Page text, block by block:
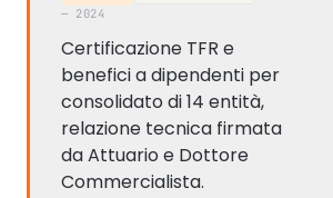
— 2024
Certificazione TFR e
benefici a dipendenti per
consolidato di 14 entità,
relazione tecnica firmata
da Attuario e Dottore
Commercialista.